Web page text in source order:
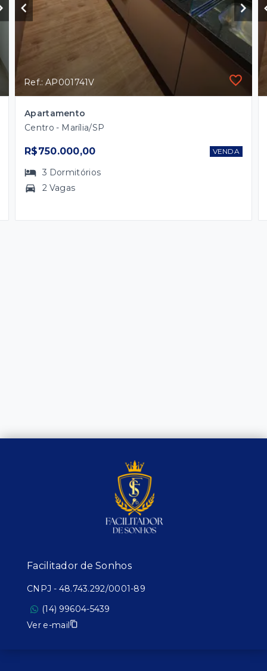
Ref.: AP001741V
Apartamento
Centro - Marília/SP
R$750.000,00 VENDA
3 Dormitórios
2 Vagas
Facilitador de Sonhos
CNPJ - 48.743.292/0001-89
(14) 99604-5439
Ver e-mail